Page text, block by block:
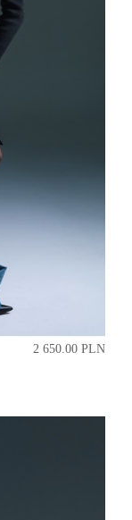
2 650.00 PLN